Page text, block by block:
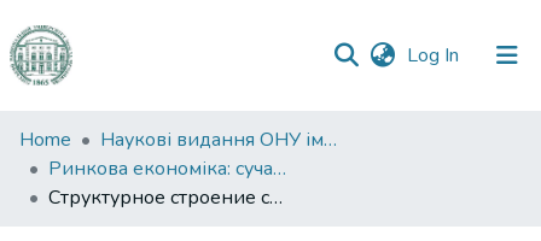
Log In (current)
Communities
&
Collections
Home
Наукові видання ОНУ імені І. І. Мечникова
Ринкова економіка: сучасна теорія і практика управління
Структурное строение современного интеллектуального капитала